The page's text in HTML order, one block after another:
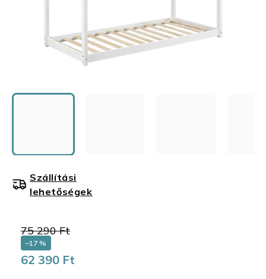
75 290 Ft
–17 %
62 390 Ft
Szállítási
lehetőségek